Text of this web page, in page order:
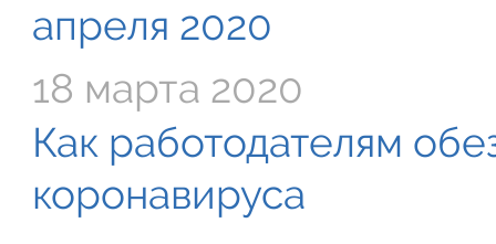
апреля 2020
18 марта 2020
Как работодателям
коронавируса